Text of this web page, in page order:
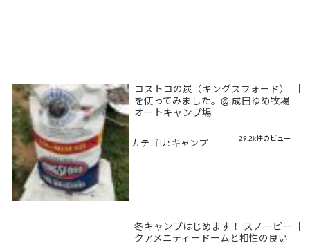
コストコの炭（キングスフォード）
を使ってみました。@ 成田ゆめ牧場
オートキャンプ場
29.2k件のビュー
カテゴリ: キャンプ
冬キャンプはじめます！ スノーピー
クアメニティードームと相性の良い